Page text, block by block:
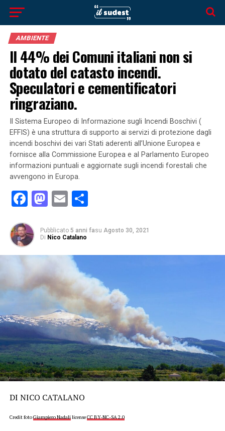
AMBIENTE
Il 44% dei Comuni italiani non si
dotato del catasto incendi.
Speculatori e cementificatori
ringraziano.
Il Sistema Europeo di Informazione sugli Incendi Boschivi (
EFFIS) è una struttura di supporto ai servizi di protezione dagli
incendi boschivi dei vari Stati aderenti all’Unione Europea e
fornisce alla Commissione Europea e al Parlamento Europeo
informazioni puntuali e aggiornate sugli incendi forestali che
avvengono in ​​Europa.
Facebook
Mastodon
EmailCondividi
Pubblicato 5 anni fasu Agosto 30, 2021
Di Nico Catalano
DI NICO CATALANO
Credit fotoGiampiero NadalilicenseCC BY-NC-SA 2.0